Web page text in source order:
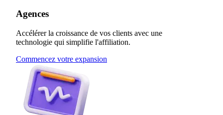
Agences
Accélérer la croissance de vos clients avec une
technologie qui simplifie l'affiliation.
Commencez votre expansion